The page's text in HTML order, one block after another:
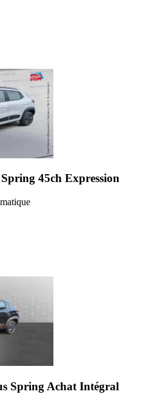
Spring 45ch Expression
Spring Achat Intégral